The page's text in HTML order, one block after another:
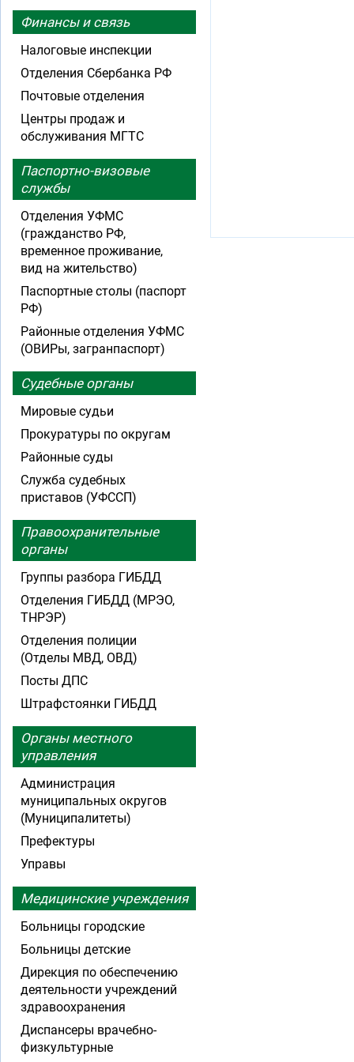
Финансы и связь
Налоговые инспекции
Отделения Сбербанка РФ
Почтовые отделения
Центры продаж и
обслуживания МГТС
Паспортно-визовые
службы
Отделения УФМС
(гражданство РФ,
временное проживание,
вид на жительство)
Паспортные столы (паспорт
РФ)
Районные отделения УФМС
(ОВИРы, загранпаспорт)
Судебные органы
Мировые судьи
Прокуратуры по округам
Районные суды
Служба судебных
приставов (УФССП)
Правоохранительные
органы
Группы разбора ГИБДД
Отделения ГИБДД (МРЭО,
ТНРЭР)
Отделения полиции
(Отделы МВД, ОВД)
Посты ДПС
Штрафстоянки ГИБДД
Органы местного
управления
Администрация
муниципальных округов
(Муниципалитеты)
Префектуры
Управы
Медицинские учреждения
Больницы городские
Больницы детские
Дирекция по обеспечению
деятельности учреждений
здравоохранения
Диспансеры врачебно-
физкультурные